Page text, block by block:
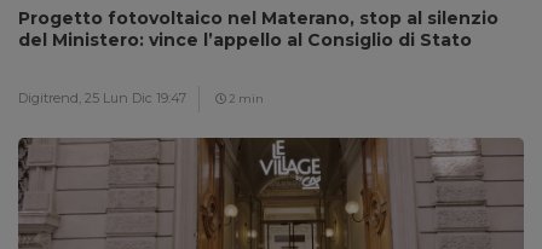
Progetto fotovoltaico nel Materano, stop al silenzio
del Ministero: vince l’appello al Consiglio di Stato
Digitrend, 25 Lun Dic 19:47 2 min